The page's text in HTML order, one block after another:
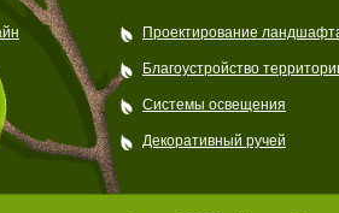
Проектирование
Благоустройство
Системы освещения
Декоративный ручей